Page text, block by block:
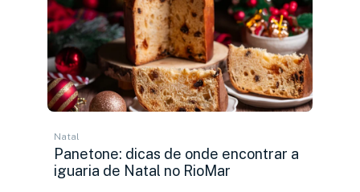
Natal
Panetone: dicas de onde encontrar a
iguaria de Natal no RioMar